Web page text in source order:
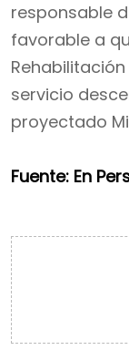
responsable
favorable a
servicio
proyectado
Fuente: En